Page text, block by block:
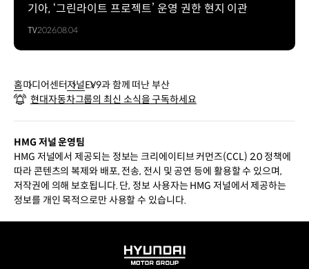
기아, ‘그린라이트 프로젝트’ 운영 권한 현지 이관
TV2026.08.04
홈미디어센터저널EV9과 함께 떠난 부산
현대자동차그룹의 최신 소식을 구독하세요
HMG 저널 운영팀
HMG 저널에서 제공되는 정보는 크리에이티브 커먼즈(CCL) 2.0 정책에
따라 콘텐츠의 복제와 배포, 전송, 전시 및 공연 등에 활용할 수 있으며,
저작권에 의해 보호됩니다. 단, 정보 사용자는 HMG 저널에서 제공하는
정보를 개인 목적으로만 사용할 수 있습니다.
HYUNDAI